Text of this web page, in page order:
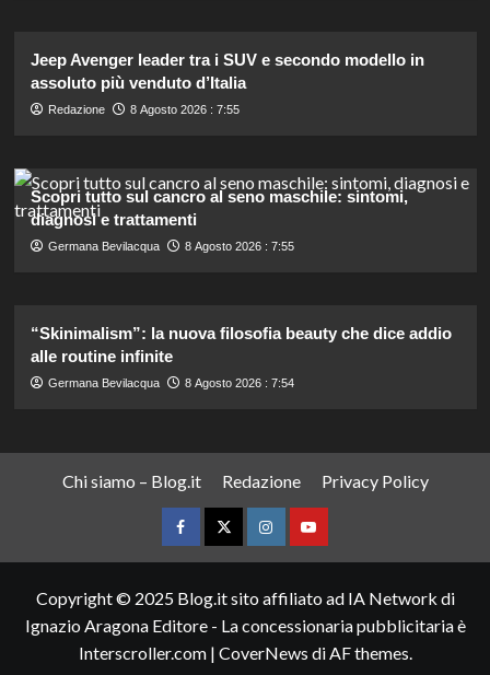
Jeep Avenger leader tra i SUV e secondo modello in
assoluto più venduto d’Italia
Redazione 8 Agosto 2026 : 7:55
Scopri tutto sul cancro al seno maschile: sintomi,
diagnosi e trattamenti
Germana Bevilacqua 8 Agosto 2026 : 7:55
“Skinimalism”: la nuova filosofia beauty che dice addio
alle routine infinite
Germana Bevilacqua 8 Agosto 2026 : 7:54
Chi siamo – Blog.it Redazione Privacy Policy
FacebookTwitterInstagramYouTube
Copyright © 2025 Blog.it sito affiliato ad IA Network di
Ignazio Aragona Editore - La concessionaria pubblicitaria è
Interscroller.com | CoverNews di AF themes.